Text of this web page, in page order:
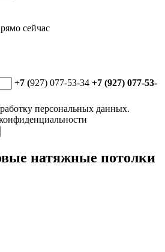
сейчас
+7 (927) 077-53-34 +7 (927) 077-53-
персональных данных.
натяжные потолки